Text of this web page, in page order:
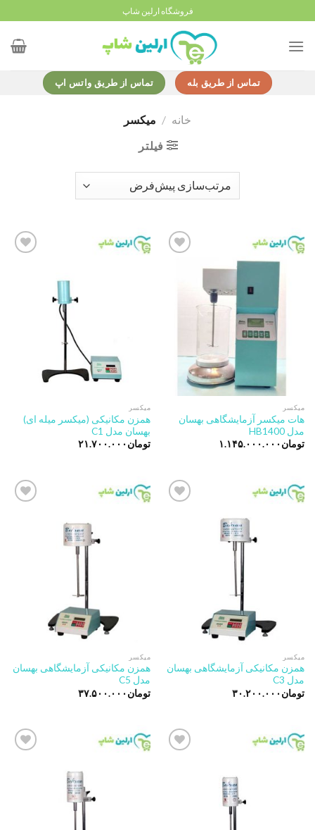
to
content
فروشگاه ارلین شاپ
تماس از طریق بله تماس از طریق واتس اپ
خانه / میکسر
فیلتر
میکسر
هات میکسر آزمایشگاهی بهسان
مدل HB1400
تومان ۱.۱۴۵.۰۰۰.۰۰۰
میکسر
همزن مکانیکی (میکسر میله ای)
بهسان مدل C1
تومان ۲۱.۷۰۰.۰۰۰
میکسر
همزن مکانیکی آزمایشگاهی بهسان
مدل C3
تومان ۳۰.۲۰۰.۰۰۰
میکسر
همزن مکانیکی آزمایشگاهی بهسان
مدل C5
تومان ۳۷.۵۰۰.۰۰۰